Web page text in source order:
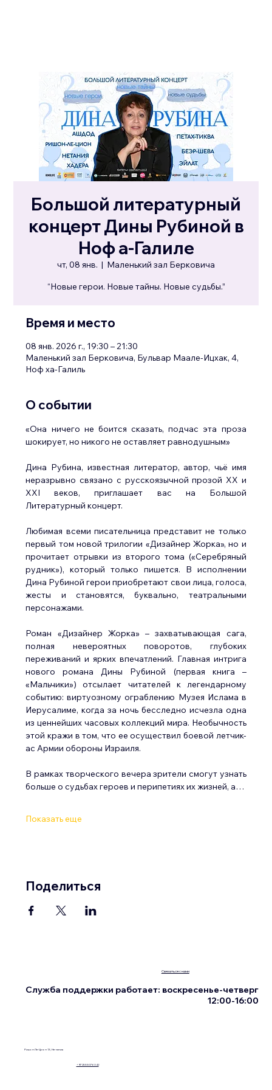
Большой литературный
концерт Дины Рубиной в
Ноф а-Галиле
чт, 08 янв.
  |
Маленький зал Берковича
“Новые герои. Новые тайны. Новые судьбы.”
Время и место
08 янв. 2026 г., 19:30 – 21:30
Маленький зал Берковича, Бульвар Маале-Ицхак, 4,
Ноф ха-Галиль
О событии
«Она ничего не боится сказать, подчас эта проза
шокирует, но никого не оставляет равнодушным»
Дина Рубина, известная литератор, автор, чьё имя
неразрывно связано с русскоязычной прозой XX и
XXI веков, приглашает вас на Большой
Литературный концерт.
Любимая всеми писательница представит не только
первый том новой трилогии «Дизайнер Жорка», но и
прочитает отрывки из второго тома («Серебряный
рудник»), который только пишется. В исполнении
Дина Рубиной герои приобретают свои лица, голоса,
жесты и становятся, буквально, театральными
персонажами.
Роман «Дизайнер Жорка» – захватывающая сага,
полная невероятных поворотов, глубоких
переживаний и ярких впечатлений. Главная интрига
нового романа Дины Рубиной (первая книга –
«Мальчики») отсылает читателей к легендарному
событию: виртуозному ограблению Музея Ислама в
Иерусалиме, когда за ночь бесследно исчезла одна
из ценнейших часовых коллекций мира. Необычность
этой кражи в том, что ее осуществил боевой летчик-
ас Армии обороны Израиля.
В рамках творческого вечера зрители смогут узнать
больше о судьбах героев и перипетиях их жизней, а…
Показать еще
Поделиться
Ришон Ле-Цион 13, Нетания
+972555076342
Связаться с нами
Служба поддержки работает: воскресенье-четверг
12:00-16:00